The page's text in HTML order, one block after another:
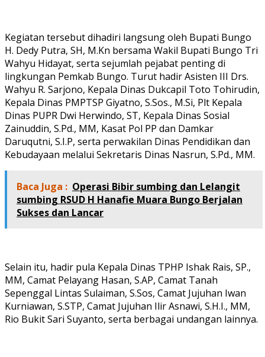
Kegiatan tersebut dihadiri langsung oleh Bupati Bungo
H. Dedy Putra, SH, M.Kn bersama Wakil Bupati Bungo Tri
Wahyu Hidayat, serta sejumlah pejabat penting di
lingkungan Pemkab Bungo. Turut hadir Asisten III Drs.
Wahyu R. Sarjono, Kepala Dinas Dukcapil Toto Tohirudin,
Kepala Dinas PMPTSP Giyatno, S.Sos., M.Si, Plt Kepala
Dinas PUPR Dwi Herwindo, ST, Kepala Dinas Sosial
Zainuddin, S.Pd., MM, Kasat Pol PP dan Damkar
Daruqutni, S.I.P, serta perwakilan Dinas Pendidikan dan
Kebudayaan melalui Sekretaris Dinas Nasrun, S.Pd., MM.
Baca Juga : Operasi Bibir sumbing dan Lelangit
sumbing RSUD H Hanafie Muara Bungo Berjalan
Sukses dan Lancar
Selain itu, hadir pula Kepala Dinas TPHP Ishak Rais, SP.,
MM, Camat Pelayang Hasan, S.AP, Camat Tanah
Sepenggal Lintas Sulaiman, S.Sos, Camat Jujuhan Iwan
Kurniawan, S.STP, Camat Jujuhan Ilir Asnawi, S.H.I., MM,
Rio Bukit Sari Suyanto, serta berbagai undangan lainnya.